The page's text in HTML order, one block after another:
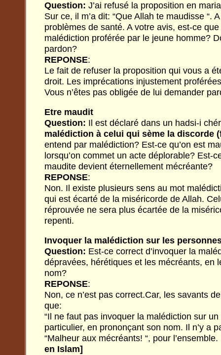
Question: J’ai refusé la proposition en
Sur ce, il m’a dit: “Que Allah te maudisse “.
problèmes de santé. A votre avis, est-ce que
malédiction proférée par le jeune homme?
pardon?
REPONSE:
Le fait de refuser la proposition qui vous a
droit. Les imprécations injustement
Vous n’êtes pas obligée de lui demander
Etre maudit
Question: Il est déclaré dans un hadsi-i
malédiction à celui qui sème la discorde
entend par malédiction? Est-ce qu’on est
lorsqu’on commet un acte déplorable? Est-
maudite devient éternellement mécréante?
REPONSE:
Non. Il existe plusieurs sens au mot
qui est écarté de la miséricorde de Allah.
réprouvée ne sera plus écartée de la
repenti.
Invoquer la malédiction sur les
Question: Est-ce correct d’invoquer la
dépravées, hérétiques et les mécréants, en
nom?
REPONSE:
Non, ce n’est pas correct.Car, les savants
que:
“Il ne faut pas invoquer la malédiction sur
particulier, en prononçant son nom. Il n’y a
“Malheur aux mécréants! “, pour l’ensemble.
en Islam]